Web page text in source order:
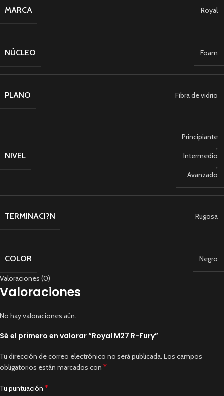
MARCA Royal
NÚCLEO Foam
PLANO Fibra de vidrio
NIVEL
Principiante
Intermedio
Avanzado
TERMINACI?N Rugosa
COLOR Negro
Valoraciones (0)
Valoraciones
No hay valoraciones aún.
Sé el primero en valorar “Royal M27 R-Fury”
Tu dirección de correo electrónico no será publicada. Los campos
obligatorios están marcados con *
Tu puntuación *